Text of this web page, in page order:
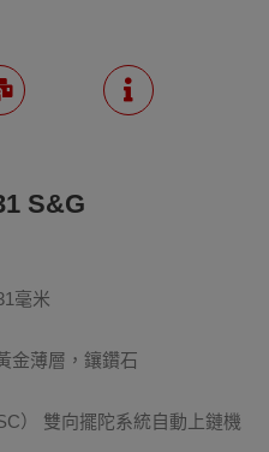
S&G
毫米
金薄層，鑲鑽石
） 雙向擺陀系統自動上鏈機